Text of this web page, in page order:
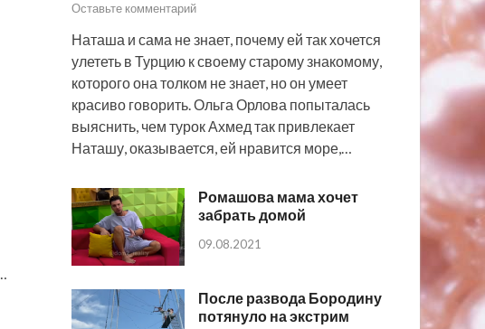
Оставьте комментарий
Наташа и сама не знает, почему ей так хочется
улететь в Турцию к своему старому знакомому,
которого она толком не знает, но он умеет
красиво говорить. Ольга Орлова попыталась
выяснить, чем турок Ахмед так привлекает
Наташу, оказывается, ей нравится море,…
Ромашова мама хочет
забрать домой
09.08.2021
После развода Бородину
потянуло на экстрим